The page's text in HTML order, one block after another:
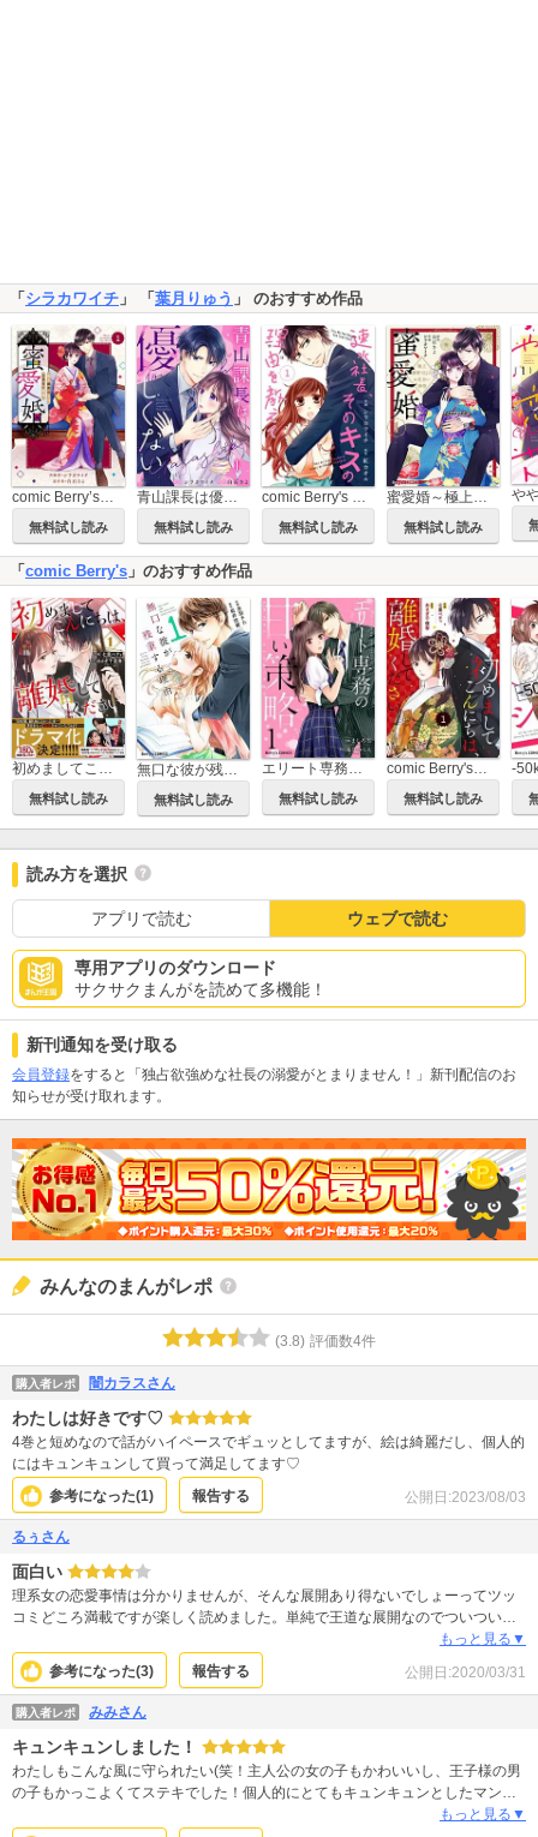
「 シラカワイチ 」 「 葉月りゅう 」 のおすすめ作品
無料試し読み 無料試し読み 無料試し読み 無料試し読み
「comic Berry's 」のおすすめ作品
初めましてこんにちは、離婚してください
無料試し読み 無料試し読み
エリート専務の甘い策略
無料試し読み
comic Berry's初めましてこんにちは、離婚してください
無料試し読み
読み方を選択
アプリで読む ウェブで読む
専用アプリのダウンロード
サクサクまんがを読めて多機能！
新刊通知を受け取る
会員登録をすると「独占欲強めな社長の溺愛がとまりません！」新刊配信のお
知らせが受け取れます。
みんなのまんがレポ
(3.8) 評価数4件
購入者レポ 闇カラスさん
わたしは好きです♡
4巻と短めなので話がハイペースでギュッとしてますが、絵は綺麗だし、個人的
にはキュンキュンして買って満足してます♡
参考になった(1) 報告する 公開日:2023/08/03
るぅさん
面白い
理系女の恋愛事情は分かりませんが、そんな展開あり得ないでしょーってツッ
コミどころ満載ですが楽しく読めました。単純で王道な展開なのでついつい読
もっと見る▼
参考になった(3) 報告する 公開日:2020/03/31
購入者レポ みみさん
キュンキュンしました！
わたしもこんな風に守られたい(笑！主人公の女の子もかわいいし、王子様の男
の子もかっこよくてステキでした！個人的にとてもキュンキュンとしたマンガ
もっと見る▼